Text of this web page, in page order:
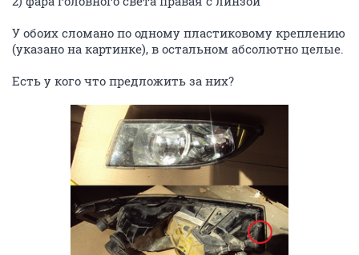
У обоих сломано по одному пластиковому креплению
(указано на картинке), в остальном абсолютно целые.
Есть у кого что предложить за них?